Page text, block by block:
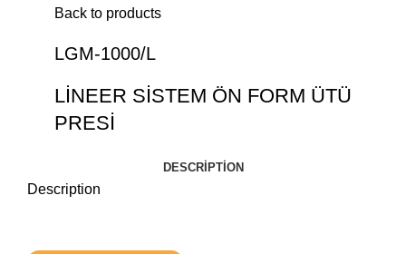
Back to products
LGM-1000/L
LİNEER SİSTEM ÖN FORM ÜTÜ
PRESİ
DESCRIPTION
Description